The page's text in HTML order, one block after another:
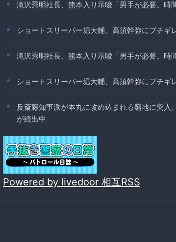
滝沢秀明社長、熊本入り示唆「男手が必要。時
ショートスリーパー堀大輔、高須幹弥にブチギ
滝沢秀明社長、熊本入り示唆「男手が必要。時
ショートスリーパー堀大輔、高須幹弥にブチギ
反斎藤知事派が本丸に攻め込まれる窮地に突
が続出中
Powered by livedoor 相互RSS